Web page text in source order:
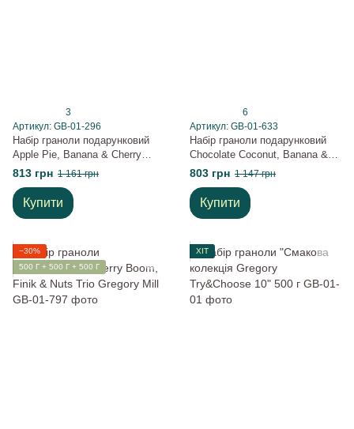
3
Артикул: GB-01-296
Набір граноли подарунковий
Apple Pie, Banana & Cherry
Boom Gregory Mill
813 грн 1 161 грн
Купити
6
Артикул: GB-01-633
Набір граноли подарунковий
Chocolate Coconut, Banana &
Almond Gregory Mill
803 грн 1 147 грн
Купити
−30%
500 Г + 500 Г + 500 Г
ХІТ